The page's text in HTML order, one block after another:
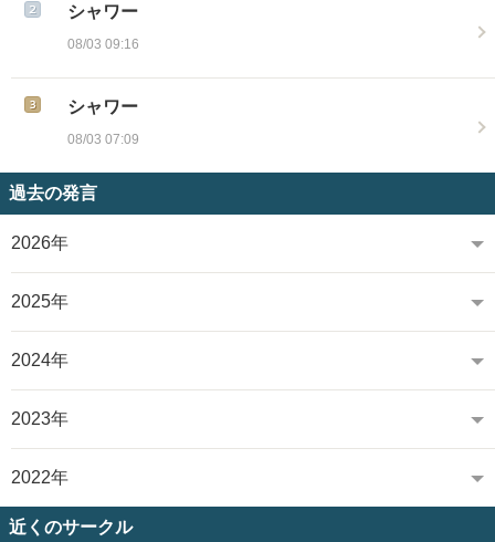
シャワー
08/03 09:16
シャワー
08/03 07:09
過去の発言
2026年
2025年
2024年
2023年
2022年
近くのサークル